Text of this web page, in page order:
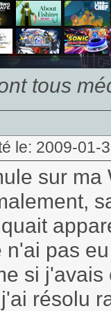
tous
le: 2009-01-
sur ma
n'ai pas
si
résolu